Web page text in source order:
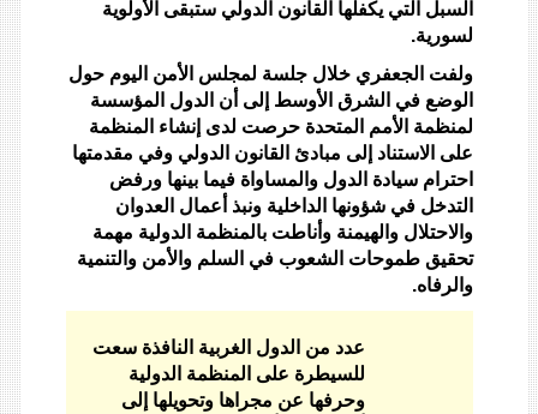
السبل التي يكفلها القانون الدولي ستبقى الأولوية
لسورية.
ولفت الجعفري خلال جلسة لمجلس الأمن اليوم حول
الوضع في الشرق الأوسط إلى أن الدول المؤسسة
لمنظمة الأمم المتحدة حرصت لدى إنشاء المنظمة
على الاستناد إلى مبادئ القانون الدولي وفي مقدمتها
احترام سيادة الدول والمساواة فيما بينها ورفض
التدخل في شؤونها الداخلية ونبذ أعمال العدوان
والاحتلال والهيمنة وأناطت بالمنظمة الدولية مهمة
تحقيق طموحات الشعوب في السلم والأمن والتنمية
والرفاه.
عدد من الدول الغربية النافذة سعت
للسيطرة على المنظمة الدولية
وحرفها عن مجراها وتحويلها إلى